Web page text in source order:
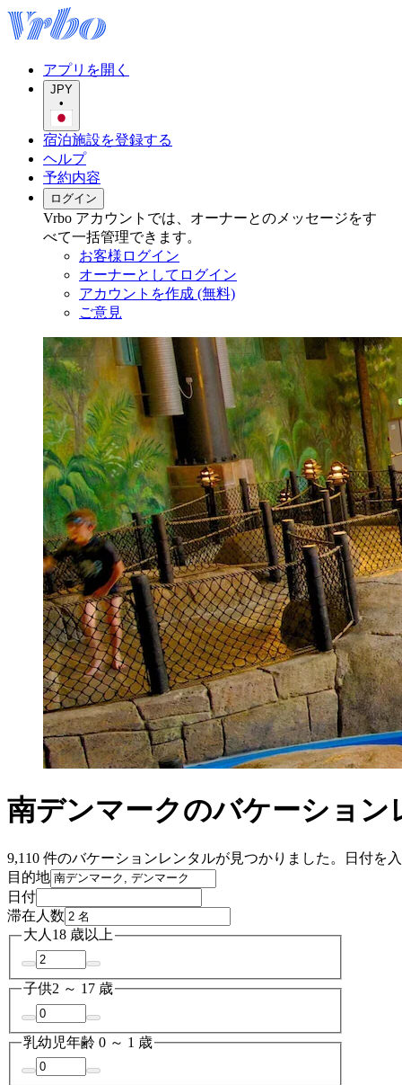
アプリを開く
JPY
•
宿泊施設を登録する
ヘルプ
予約内容
ログイン
Vrbo アカウントでは、オーナーとのメッセージをす
べて一括管理できます。
お客様ログイン
オーナーとしてログイン
アカウントを作成 (無料)
ご意見
南デンマークのバケーション
9,110 件のバケーションレンタルが見つかりました。日付を
目的地
日付
滞在人数
大人 18 歳以上
子供2 ～ 17 歳
乳幼児年齢 0 ～ 1 歳